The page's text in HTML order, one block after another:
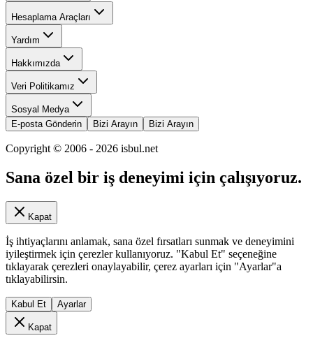
Hesaplama Araçları
Yardım
Hakkımızda
Veri Politikamız
Sosyal Medya
E-posta Gönderin
Bizi Arayın Bizi Arayın
Copyright © 2006 - 2026 isbul.net
Sana özel bir iş deneyimi için çalışıyoruz.
Kapat
İş ihtiyaçlarını anlamak, sana özel fırsatları sunmak ve deneyimini
iyileştirmek için çerezler kullanıyoruz. "Kabul Et" seçeneğine
tıklayarak çerezleri onaylayabilir, çerez ayarları için "Ayarlar"a
tıklayabilirsin.
Kabul Et Ayarlar
Kapat